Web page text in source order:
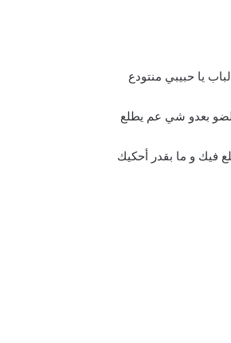
يا حبيبي منتودع
بعدو شي عم يطلع
فيك و ما بقدر أحكيك